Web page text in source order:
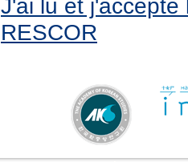
J'ai lu et
RESCOR